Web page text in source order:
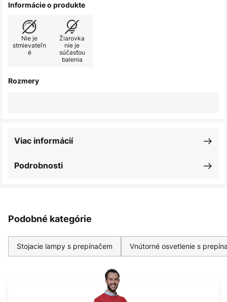
Informácie o produkte
Nie je
stmievateľn
é
Žiarovka
nie je
súčasťou
balenia
Rozmery
Podrobnosti
Viac informácií
Podobné kategórie
Stojacie lampy s prepínačem Vnútorné osvetlenie s